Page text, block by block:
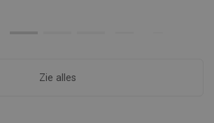
Zie alles